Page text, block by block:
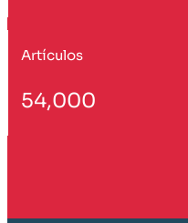
Artículos
54,000